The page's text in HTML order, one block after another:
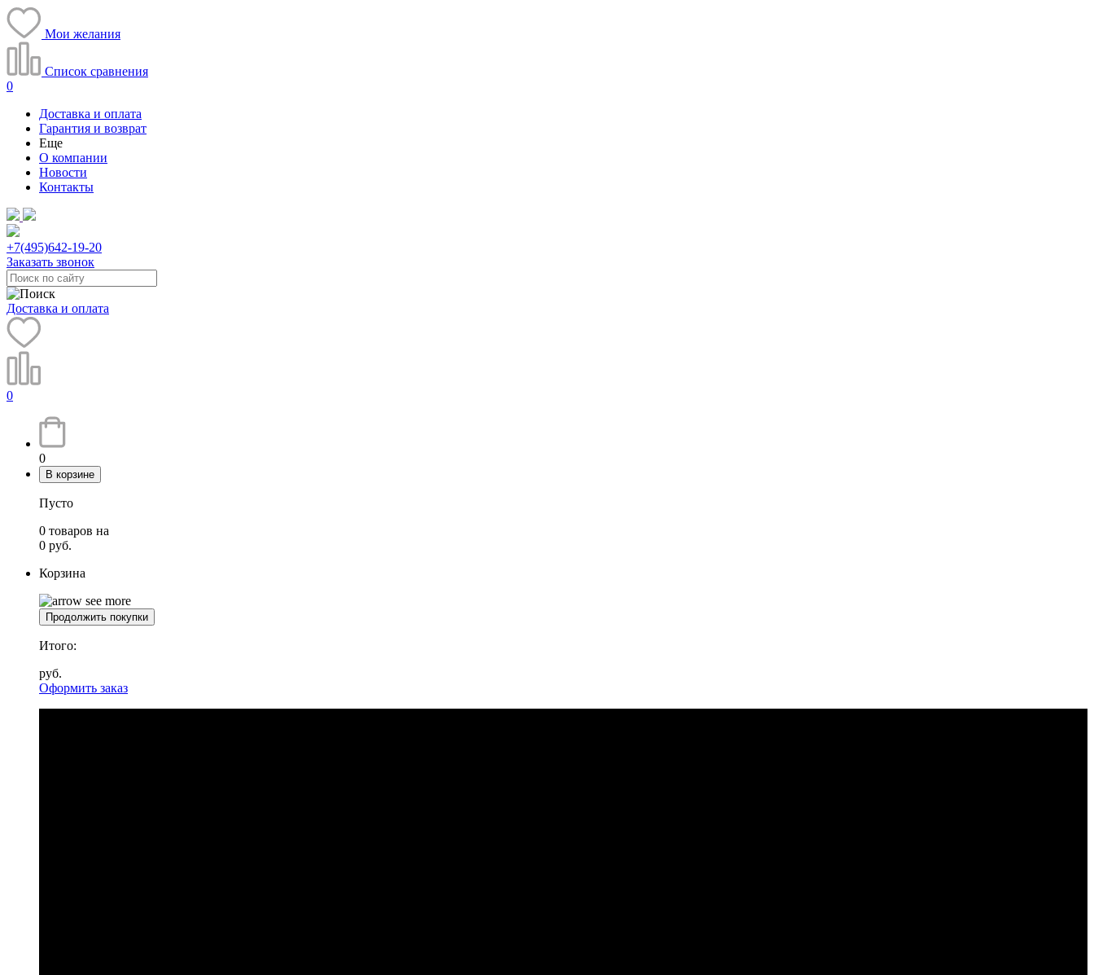
Мои желания
Список сравнения
0
Доставка и оплата
Гарантия и возврат
Еще
О компании
Новости
Контакты
+7(495)642-19-20
Заказать звонок
Доставка и оплата
0
0
В корзине
Пусто
0 товаров на
0 руб.
Корзина
Продолжить покупки
Итого:
руб.
Оформить заказ